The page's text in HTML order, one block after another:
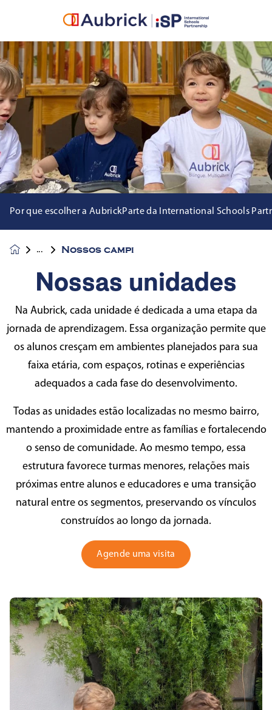
Por que escolher a AubrickParte da International Schools
Nossos campi
Nossas unidades
Na Aubrick, cada unidade é dedicada a uma etapa da
jornada de aprendizagem. Essa organização permite que
os alunos cresçam em ambientes planejados para sua
faixa etária, com espaços, rotinas e experiências
adequados a cada fase do desenvolvimento.
Todas as unidades estão localizadas no mesmo bairro,
mantendo a proximidade entre as famílias e fortalecendo
o senso de comunidade. Ao mesmo tempo, essa
estrutura favorece turmas menores, relações mais
próximas entre alunos e educadores e uma transição
natural entre os segmentos, preservando os vínculos
construídos ao longo da jornada.
Agende uma visita